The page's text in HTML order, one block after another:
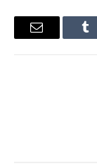
Tumblr
البريد